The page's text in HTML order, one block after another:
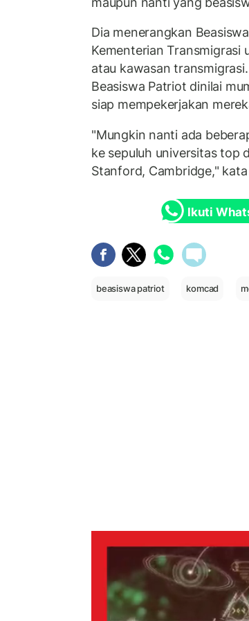
Dia menerangkan
Kementerian Transmigrasi
atau kawasan
Beasiswa Patriot dinilai
siap mempekerjakan
"Mungkin nanti ada
ke sepuluh universitas top
Stanford, Cambridge,"
Ikuti
beasiswa patriot komcad